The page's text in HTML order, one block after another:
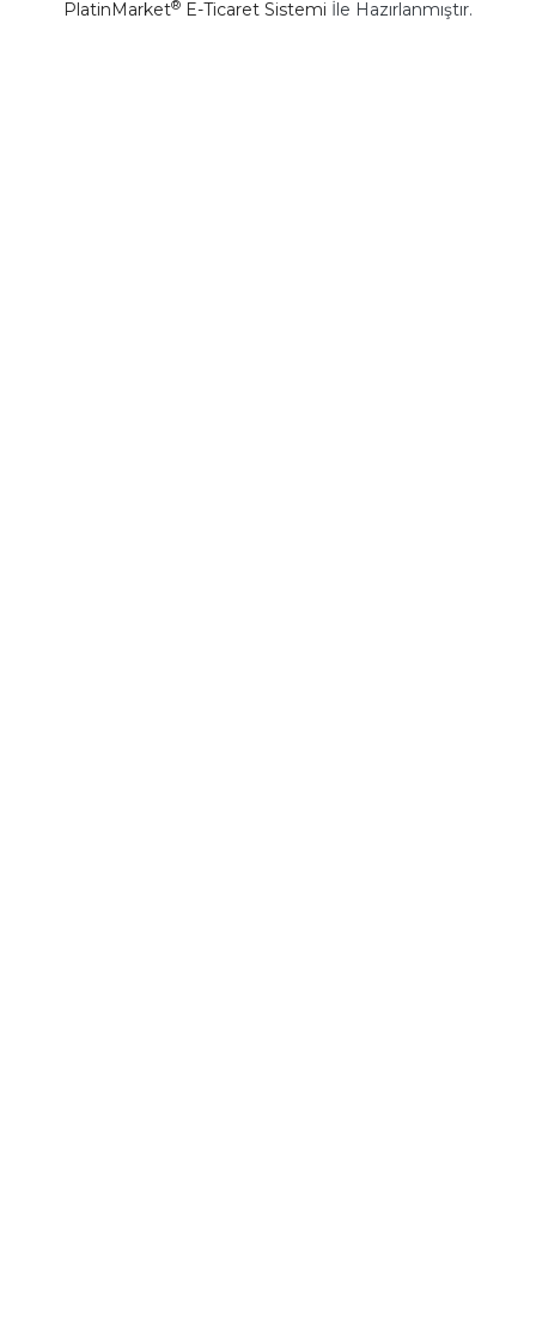
PlatinMarket® E-Ticaret Sistemi İle Hazırlanmıştır.